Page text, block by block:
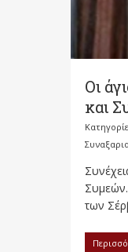
Οι
και
των